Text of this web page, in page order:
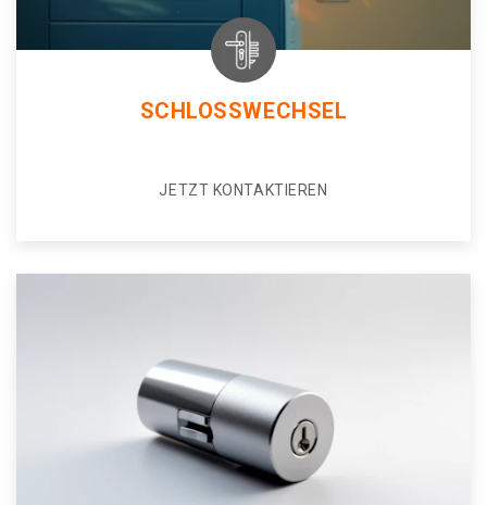
SCHLOSSWECHSEL
JETZT KONTAKTIEREN